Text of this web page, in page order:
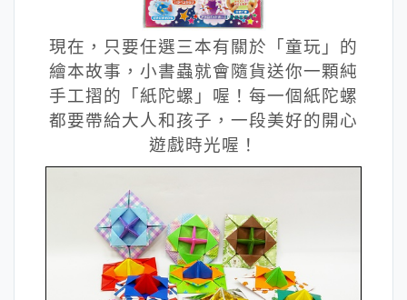
現在，只要任選三本有關於「童玩」的
繪本故事，小書蟲就會隨貨送你一顆純
手工摺的「紙陀螺」喔！每一個紙陀螺
都要帶給大人和孩子，一段美好的開心
遊戲時光喔！